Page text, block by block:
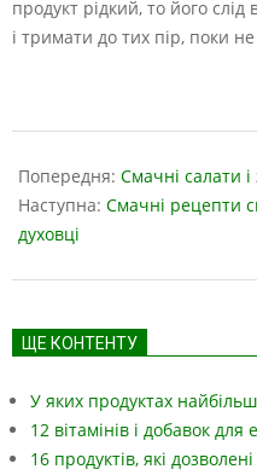
продукт рідкий, то його
і тримати до тих пір, поки
10-
22
Попередня: Смачні салати і
Наступна: Смачні рецепти
духовці
ЩЕ КОНТЕНТУ
У яких продуктах
12 вітамінів і добавок
16 продуктів, які